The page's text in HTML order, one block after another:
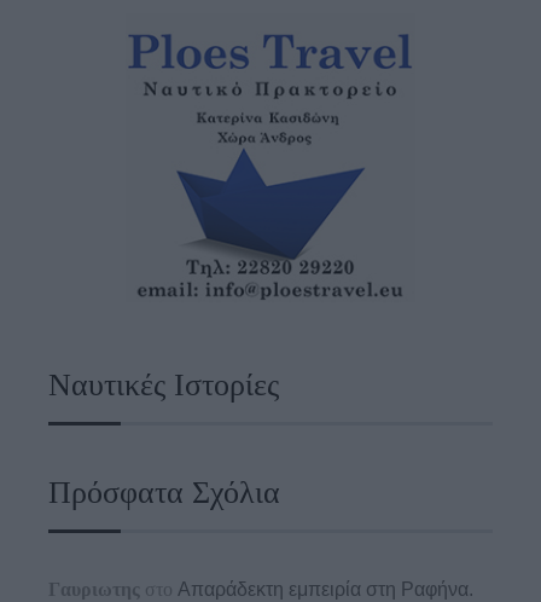
Ναυτικές Ιστορίες
Πρόσφατα Σχόλια
Γαυριωτης στο Απαράδεκτη εμπειρία στη Ραφήνα.